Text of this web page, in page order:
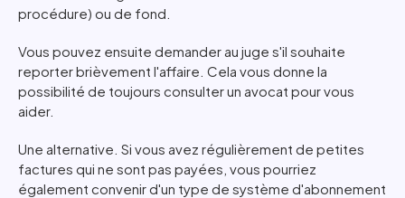
procédure) ou de fond.
Vous pouvez ensuite demander au juge s'il souhaite
reporter brièvement l'affaire. Cela vous donne la
possibilité de toujours consulter un avocat pour vous
aider.
Une alternative. Si vous avez régulièrement de petites
factures qui ne sont pas payées, vous pourriez
également convenir d'un type de système d'abonnement